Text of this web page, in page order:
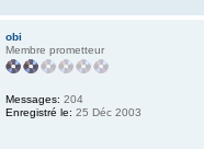
obi
Membre prometteur
Messages: 204
Enregistré le: 25 Déc 2003